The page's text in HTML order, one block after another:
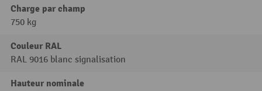
Charge par champ
750 kg
Couleur RAL
RAL 9016 blanc signalisation
Hauteur nominale